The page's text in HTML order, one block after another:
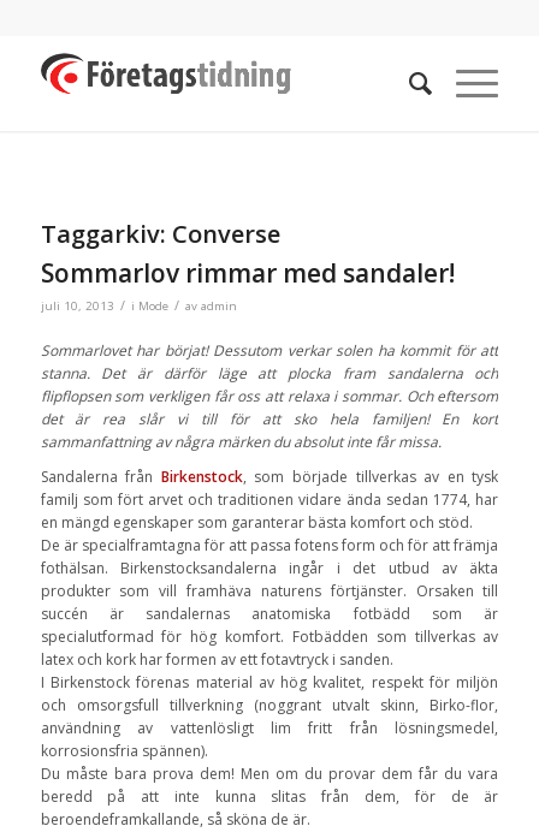
Taggarkiv: Converse
Sommarlov rimmar med sandaler!
juli 10, 2013 / i Mode / av admin
Sommarlovet har börjat! Dessutom verkar solen ha kommit för att
stanna. Det är därför läge att plocka fram sandalerna och
flipflopsen som verkligen får oss att relaxa i sommar. Och eftersom
det är rea slår vi till för att sko hela familjen! En kort
sammanfattning av några märken du absolut inte får missa.
Sandalerna från Birkenstock, som började tillverkas av en tysk
familj som fört arvet och traditionen vidare ända sedan 1774, har
en mängd egenskaper som garanterar bästa komfort och stöd.
De är specialframtagna för att passa fotens form och för att främja
fothälsan. Birkenstocksandalerna ingår i det utbud av äkta
produkter som vill framhäva naturens förtjänster. Orsaken till
succén är sandalernas anatomiska fotbädd som är
specialutformad för hög komfort. Fotbädden som tillverkas av
latex och kork har formen av ett fotavtryck i sanden.
I Birkenstock förenas material av hög kvalitet, respekt för miljön
och omsorgsfull tillverkning (noggrant utvalt skinn, Birko-flor,
användning av vattenlösligt lim fritt från lösningsmedel,
korrosionsfria spännen).
Du måste bara prova dem! Men om du provar dem får du vara
beredd på att inte kunna slitas från dem, för de är
beroendeframkallande, så sköna de är.